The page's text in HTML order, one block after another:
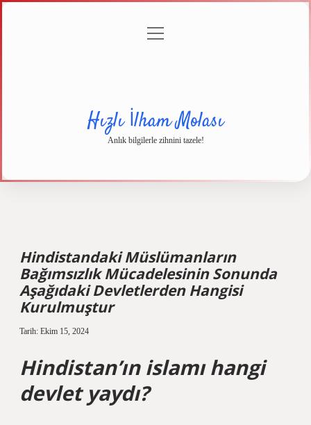
menüyü
Hızlı İlham Molası
Anlık bilgilerle zihnini tazele!
Hindistandaki Müslümanların
Bağımsızlık Mücadelesinin Sonunda
Aşağıdaki Devletlerden Hangisi
Kurulmuştur
Tarih: Ekim 15, 2024
Hindistan’ın islamı hangi
devlet yaydı?